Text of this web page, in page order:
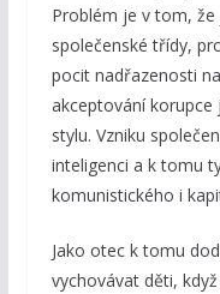
Problém je v tom,
společenské třídy,
pocit nadřazenosti
akceptování
stylu. Vzniku
inteligenci a k tomu
komunistického i
Jako otec k tomu
vychovávat děti,